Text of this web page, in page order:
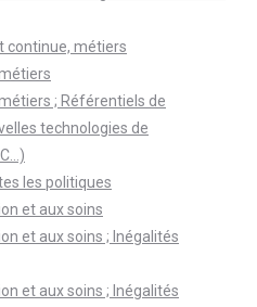
continue, métiers
; Référentiels de
technologies de
les politiques
et aux soins
et aux soins ; Inégalités
et aux soins ; Inégalités